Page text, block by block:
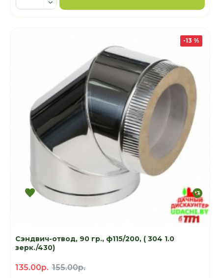
-13 %
Сэндвич-отвод, 90 гр., ф115/200, ( 304 1.0
зерк./430)
135.00р. 155.00р.